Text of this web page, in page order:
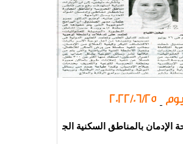
-
2022/06/25
الإدمان بالمناطق السكنية الجديدة